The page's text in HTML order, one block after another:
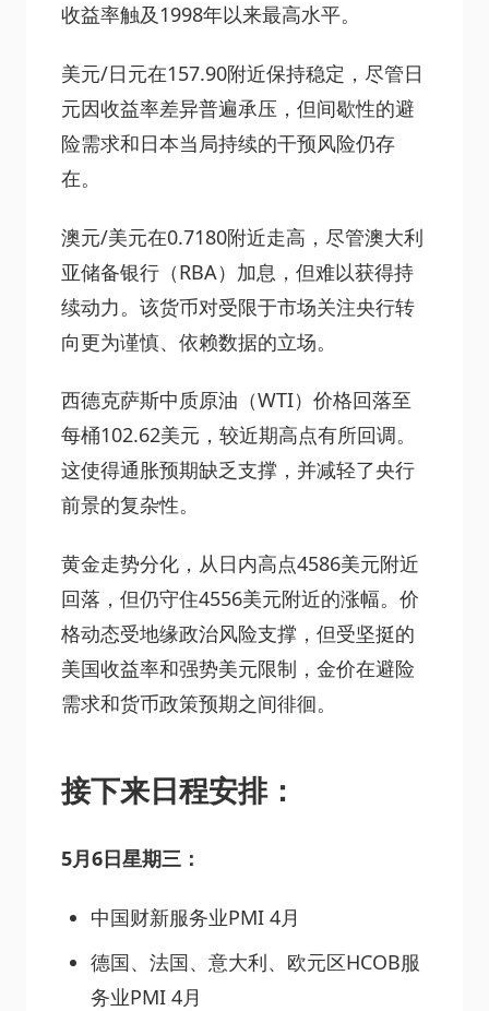
收益率触及1998年以来最高水平。
美元/日元在157.90附近保持稳定，尽管日
元因收益率差异普遍承压，但间歇性的避
险需求和日本当局持续的干预风险仍存
在。
澳元/美元在0.7180附近走高，尽管澳大利
亚储备银行（RBA）加息，但难以获得持
续动力。该货币对受限于市场关注央行转
向更为谨慎、依赖数据的立场。
西德克萨斯中质原油（WTI）价格回落至
每桶102.62美元，较近期高点有所回调。
这使得通胀预期缺乏支撑，并减轻了央行
前景的复杂性。
黄金走势分化，从日内高点4586美元附近
回落，但仍守住4556美元附近的涨幅。价
格动态受地缘政治风险支撑，但受坚挺的
美国收益率和强势美元限制，金价在避险
需求和货币政策预期之间徘徊。
接下来日程安排：
5月6日星期三：
中国财新服务业PMI 4月
德国、法国、意大利、欧元区HCOB服
务业PMI 4月